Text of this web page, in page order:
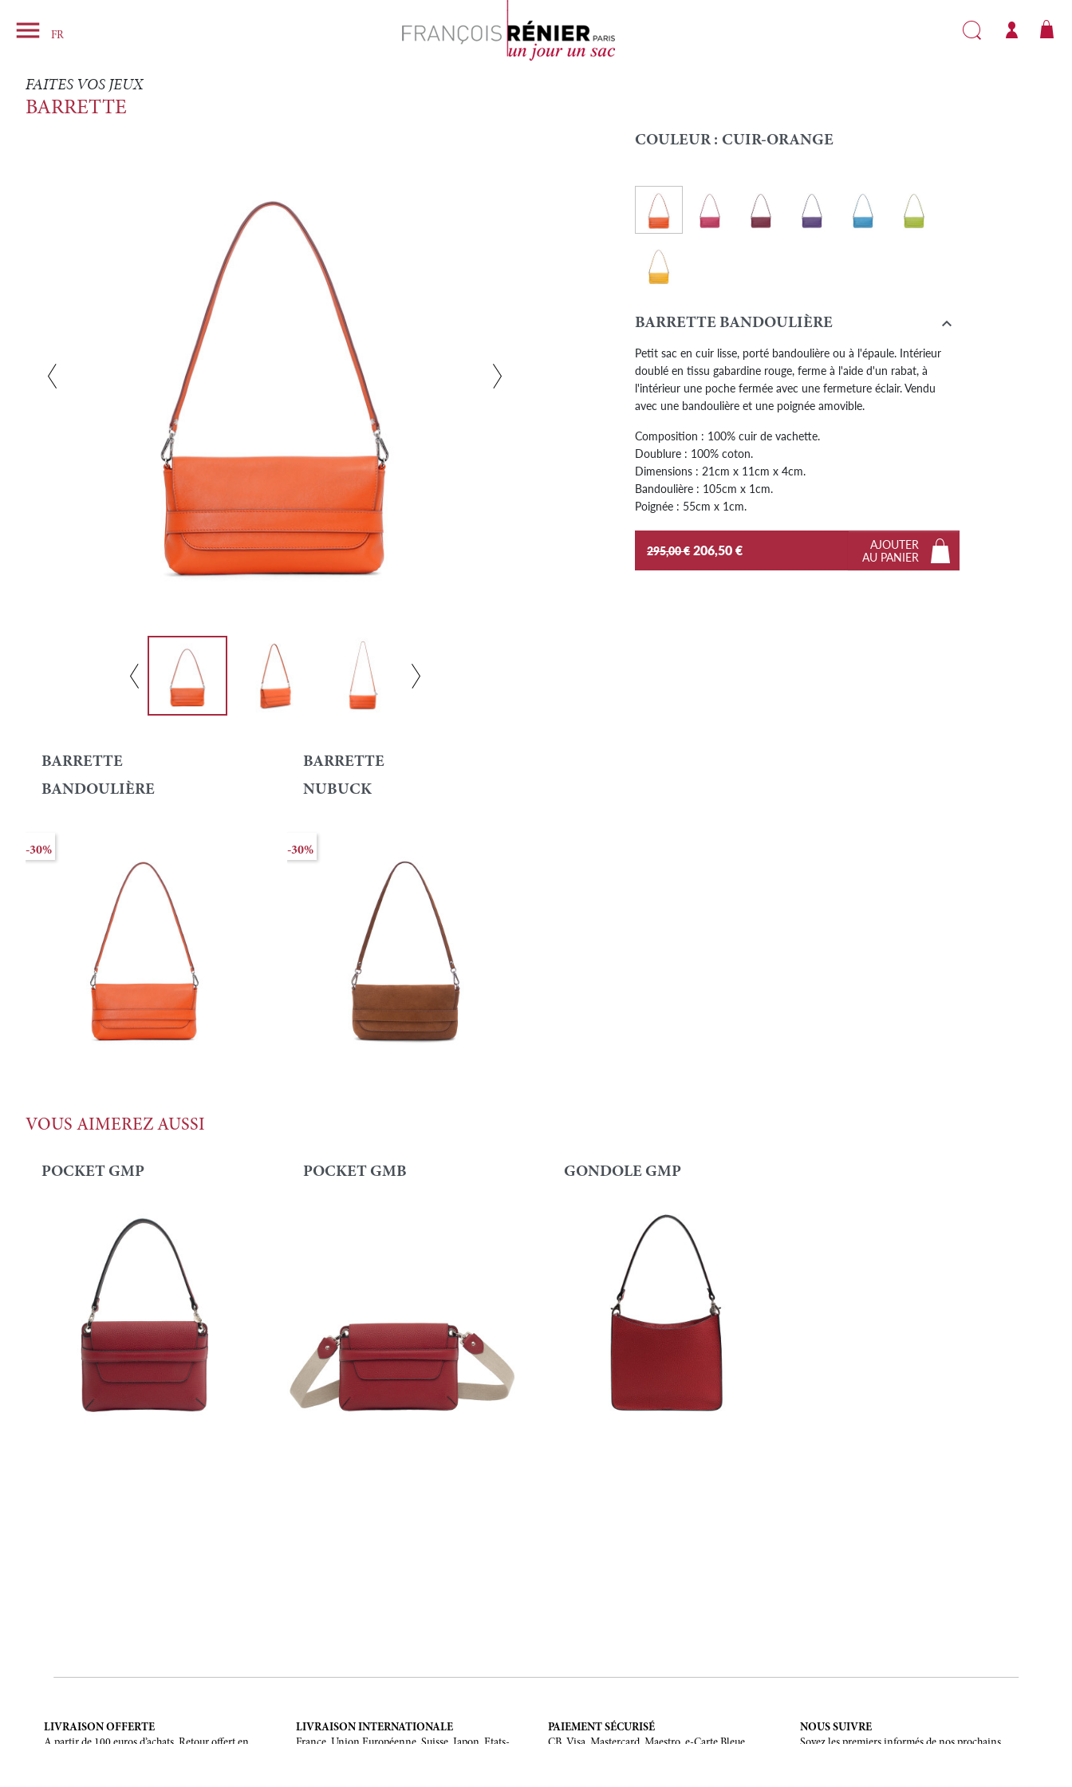
 FR Rechercher
FAITES VOS JEUX
BARRETTE
Next
COULEUR : CUIR-ORANGE
Couleur
Cuir-OrangeCuir-FuchsiaCuir-BordeauxCuir - VioletCuir - TurquoiseCuir - Anis
Cuir - Tournesol
BARRETTE BANDOULIÈRE 
Petit sac en cuir lisse, porté bandoulière ou à l'épaule. Intérieur
doublé en tissu gabardine rouge, ferme à l'aide d'un rabat, à
l'intérieur une poche fermée avec une fermeture éclair. Vendu
avec une bandoulière et une poignée amovible.
Composition : 100% cuir de vachette.
Doublure : 100% coton.
Dimensions : 21cm x 11cm x 4cm.
Bandoulière : 105cm x 1cm.
Poignée : 55cm x 1cm.
295,00 € 206,50 €
AJOUTER
AU PANIER
BARRETTE
BANDOULIÈRE
-30%
BARRETTE
NUBUCK
-30%
VOUS AIMEREZ AUSSI
POCKET GMP POCKET GMB GONDOLE GMP
LIVRAISON OFFERTE
A partir de 100 euros d’achats. Retour offert en
LIVRAISON INTERNATIONALE
France, Union Européenne, Suisse, Japon, Etats-
PAIEMENT SÉCURISÉ
CB, Visa, Mastercard, Maestro, e-Carte Bleue.
NOUS SUIVRE
Soyez les premiers informés de nos prochains